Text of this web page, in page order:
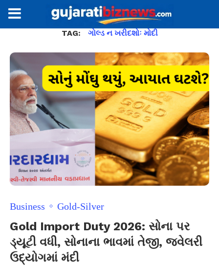
TAG: ગોલ્ડ ન ખરીદશોઃ મોદી
Business Gold-Silver
Gold Import Duty 2026: સોના પર
ડ્યૂટી વધી, સોનાના ભાવમાં તેજી, જ્વેલરી
ઉદ્યોગમાં મંદી